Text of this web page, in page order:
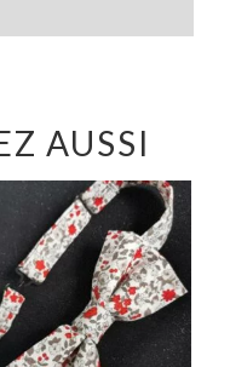
AUSSI